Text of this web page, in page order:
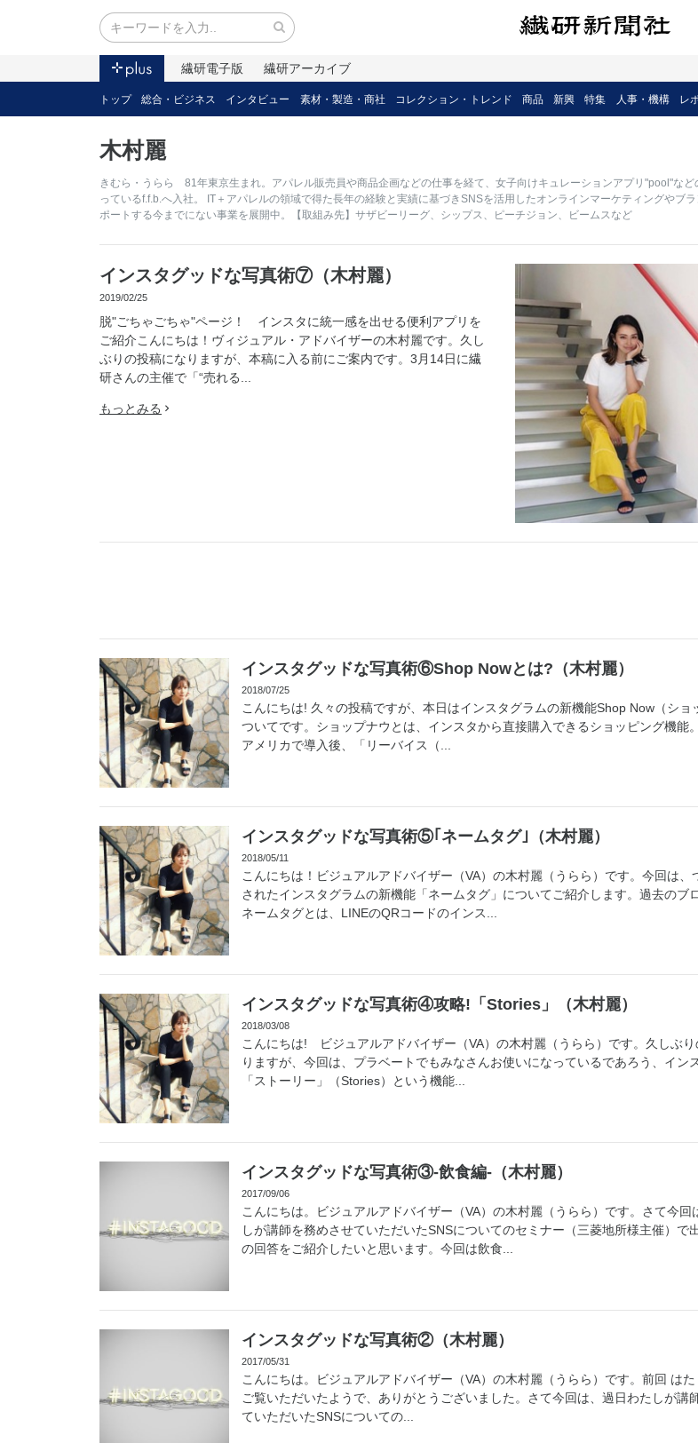
繊研電子版 繊研アーカイブ
トップ 総合・ビジネス インタビュー 素材・製造・商社 コレクション・トレンド 商品 新興 特集 人事・機構 レ
木村麗
きむら・うらら 81年東京生まれ。アパレル販売員や商品企画などの仕事を経て、女子向けキュレーションアプリ"pool"など
っているf.f.b.へ入社。 IT＋アパレルの領域で得た長年の経験と実績に基づきSNSを活用したオンラインマーケティングやブ
ポートする今までにない事業を展開中。【取組み先】サザビーリーグ、シップス、ピーチジョン、ビームスなど
インスタグッドな写真術⑦（木村麗）
2019/02/25
脱"ごちゃごちゃ"ページ！ インスタに統一感を出せる便利アプリを
ご紹介こんにちは！ヴィジュアル・アドバイザーの木村麗です。久し
ぶりの投稿になりますが、本稿に入る前にご案内です。3月14日に繊
研さんの主催で「“売れる...
もっとみる
インスタグッドな写真術⑥Shop Nowとは?（木村麗）
2018/07/25
こんにちは! 久々の投稿ですが、本日はインスタグラムの新機能Shop Now（ショ
ついてです。ショップナウとは、インスタから直接購入できるショッピング機能
アメリカで導入後、「リーバイス（...
インスタグッドな写真術⑤｢ネームタグ｣（木村麗）
2018/05/11
こんにちは！ビジュアルアドバイザー（VA）の木村麗（うらら）です。今回は、
されたインスタグラムの新機能「ネームタグ」についてご紹介します。過去のブ
ネームタグとは、LINEのQRコードのインス...
インスタグッドな写真術④攻略!「Stories」（木村麗）
2018/03/08
こんにちは! ビジュアルアドバイザー（VA）の木村麗（うらら）です。久しぶり
りますが、今回は、プラベートでもみなさんお使いになっているであろう、イン
「ストーリー」（Stories）という機能...
インスタグッドな写真術③‐飲食編‐（木村麗）
2017/09/06
こんにちは。ビジュアルアドバイザー（VA）の木村麗（うらら）です。さて今回
しが講師を務めさせていただいたSNSについてのセミナー（三菱地所様主催）で
の回答をご紹介したいと思います。今回は飲食...
インスタグッドな写真術②（木村麗）
2017/05/31
こんにちは。ビジュアルアドバイザー（VA）の木村麗（うらら）です。前回 は
ご覧いただいたようで、ありがとうございました。さて今回は、過日わたしが講
ていただいたSNSについての...